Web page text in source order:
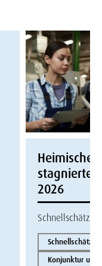
Heimische
stagnierte
2026
Konjunktur und